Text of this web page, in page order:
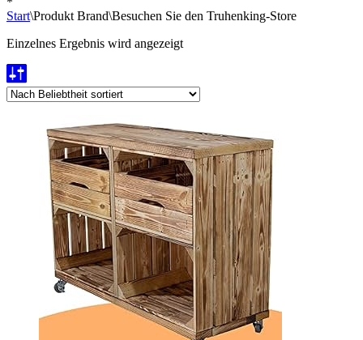
Start\Produkt Brand\Besuchen Sie den Truhenking-Store
Einzelnes Ergebnis wird angezeigt